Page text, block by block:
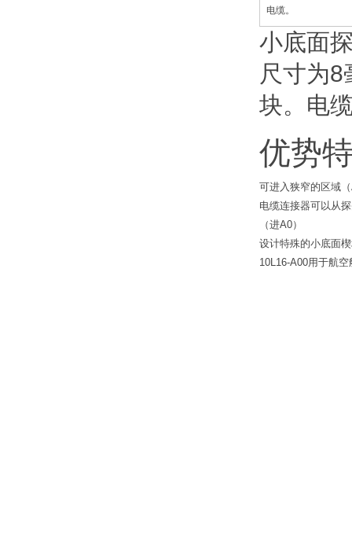
电缆。
小底面
尺寸为
块。电
优势
可进入狭窄的区域
电缆连接器可以从
（进A0）
设计特殊的小底面
10L16-A00用于航